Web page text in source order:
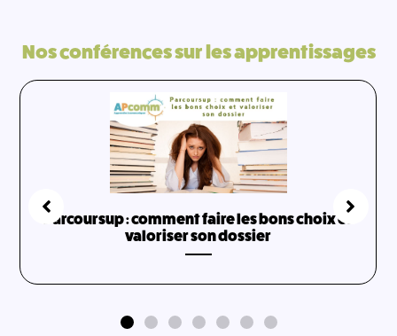
Nos conférences sur les apprentissages
Parcoursup : comment faire les bons choix et
valoriser son dossier